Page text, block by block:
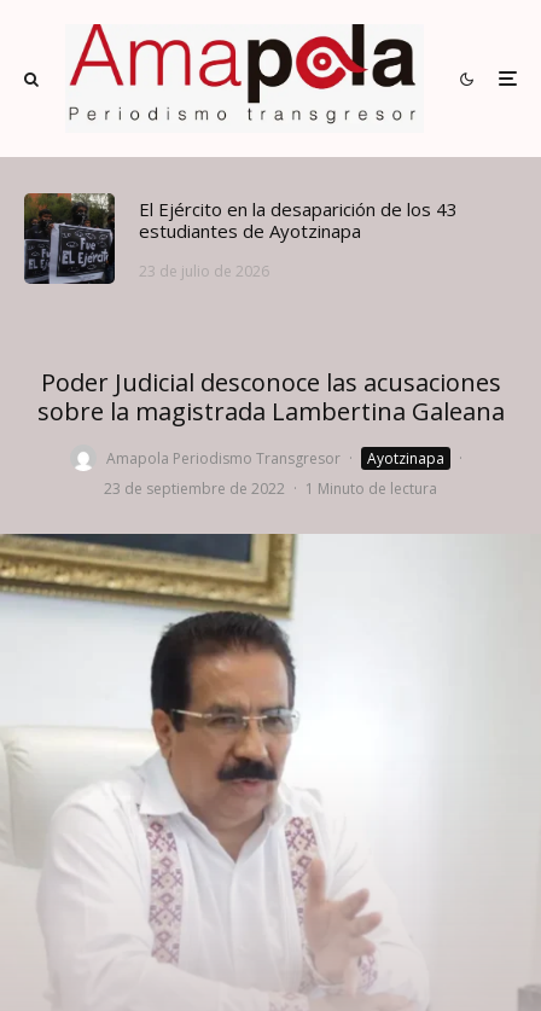
El Ejército en la desaparición de los 43
estudiantes de Ayotzinapa
23 de julio de 2026
Poder Judicial desconoce las acusaciones
sobre la magistrada Lambertina Galeana
Amapola Periodismo Transgresor · Ayotzinapa
·
23 de septiembre de 2022 · 1 Minuto de lectura